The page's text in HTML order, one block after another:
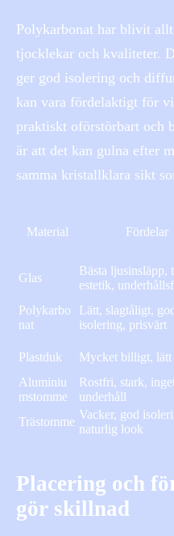
Polykarbonat har blivit
tjocklekar och kvaliteter.
ger god isolering och
kan vara fördelaktigt för
praktiskt oförstörbart och
är att det kan gulna efter
samma kristallklara sikt
Material Fördelar
Glas
Bästa ljusinsläpp,
estetik,
Polykarbo
nat
Lätt, slagtåligt,
isolering, prisvärt
Plastduk Mycket billigt, lätt
Aluminiu
mstomme
Rostfri, stark,
underhåll
Trästomme
Vacker, god
naturlig look
Placering och
gör skillnad